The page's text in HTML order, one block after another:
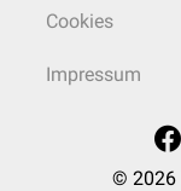
Cookies
Impressum
© 2026